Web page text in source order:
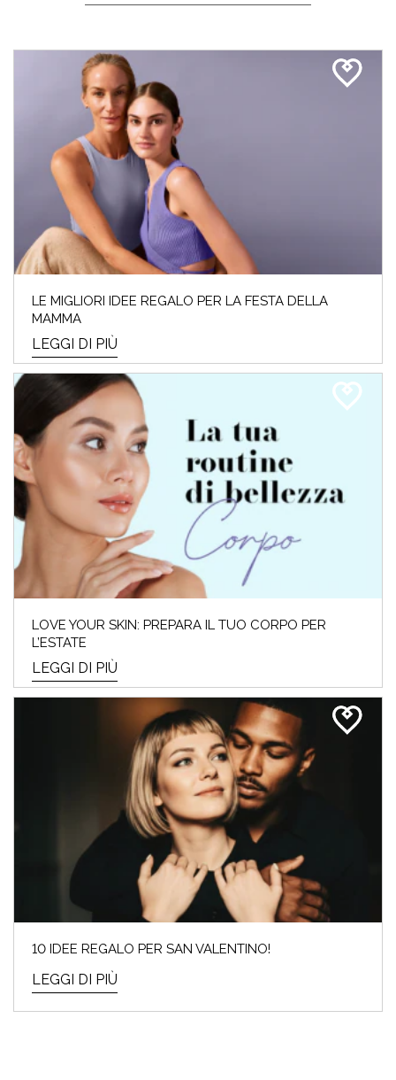
LE MIGLIORI IDEE REGALO PER LA FESTA DELLA
MAMMA
LEGGI DI PIÙ
LOVE YOUR SKIN: PREPARA IL TUO CORPO PER
L’ESTATE
LEGGI DI PIÙ
10 IDEE REGALO PER SAN VALENTINO!
LEGGI DI PIÙ